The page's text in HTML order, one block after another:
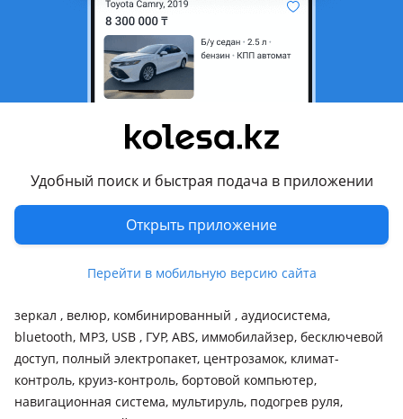
Удобный поиск и быстрая подача в приложении
Открыть приложение
Перейти в мобильную версию сайта
Объем двигателя, л
1.5 (бензин)
Коробка передач
Передний привод
Цвет
серый металлик
Растаможен в Казахстане
Да
литые диски, тонировка , хрустальная оптика, линзованная
зеркал , велюр, комбинированный , аудиосистема,
bluetooth, MP3, USB , ГУР, ABS, иммобилайзер, бесключевой
доступ, полный электропакет, центрозамок, климат-
контроль, круиз-контроль, бортовой компьютер,
навигационная система, мультируль, подогрев руля,